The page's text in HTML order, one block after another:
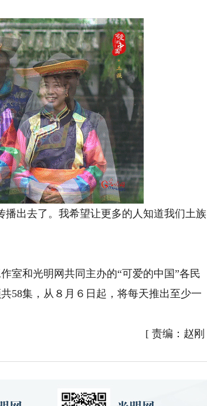
出去了。我希望让更多的人知道我们土族
和光明网共同主办的“可爱的中国”各民
58集，从８月６日起，将每天推出至少一
[ 责编：赵刚